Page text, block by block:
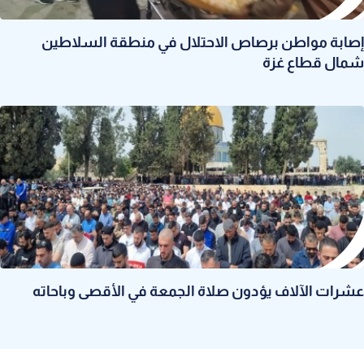
إصابة مواطن برصاص الاحتلال في منطقة السلاطين
شمال قطاع غزة
عشرات الآلاف يؤدون صلاة الجمعة في الأقصى وباحاته